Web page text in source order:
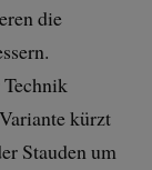
die
kürzt
Stauden um